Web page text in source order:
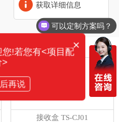
获取详细信息
产品
接收盒 TS-CJ01
可以定制方案吗？
×
!若您有<项目配
>
再说